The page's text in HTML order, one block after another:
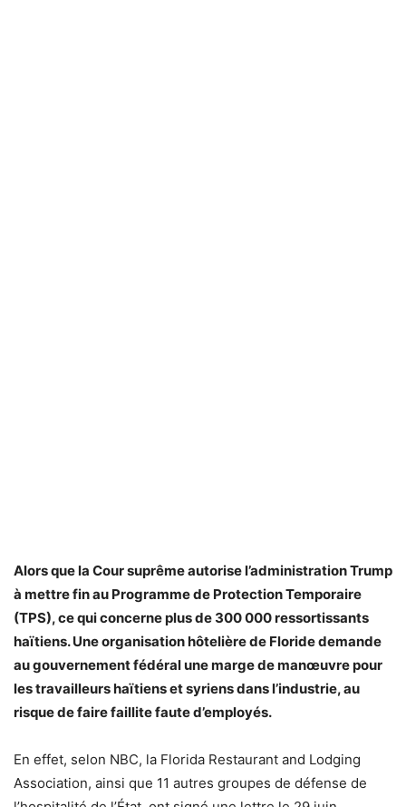
Alors que la Cour suprême autorise l’administration Trump
à mettre fin au Programme de Protection Temporaire
(TPS), ce qui concerne plus de 300 000 ressortissants
haïtiens. Une organisation hôtelière de Floride demande
au gouvernement fédéral une marge de manœuvre pour
les travailleurs haïtiens et syriens dans l’industrie, au
risque de faire faillite faute d’employés.
En effet, selon NBC, la Florida Restaurant and Lodging
Association, ainsi que 11 autres groupes de défense de